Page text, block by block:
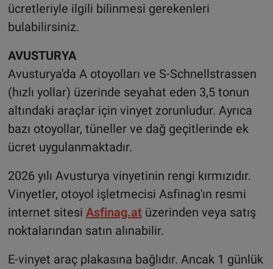
ücretleriyle ilgili bilinmesi gerekenleri
bulabilirsiniz.
AVUSTURYA
Avusturya'da A otoyolları ve S-Schnellstrassen
(hızlı yollar) üzerinde seyahat eden 3,5 tonun
altındaki araçlar için vinyet zorunludur. Ayrıca
bazı otoyollar, tüneller ve dağ geçitlerinde ek
ücret uygulanmaktadır.
2026 yılı Avusturya vinyetinin rengi kırmızıdır.
Vinyetler, otoyol işletmecisi Asfinag'ın resmi
internet sitesi Asfinag.atüzerinden veya satış
noktalarından satın alınabilir.
E-vinyet araç plakasına bağlıdır. Ancak 1 günlük